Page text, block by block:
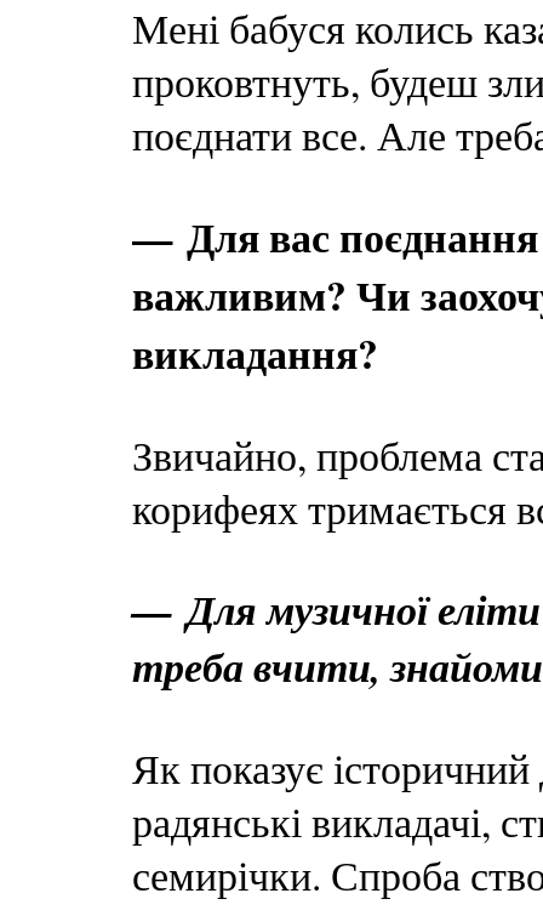
Мені бабуся колись
проковтнуть, будеш
поєднати все. Але
— Для вас поєднання
важливим? Чи
викладання?
Звичайно, проблема
корифеях тримається
— Для музичної
треба вчити,
Як показує
радянські викладачі,
семирічки. Спроба